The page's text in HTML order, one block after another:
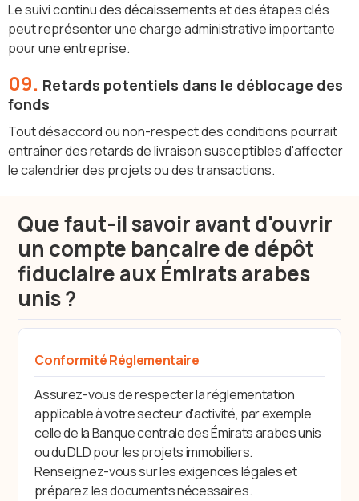
Le suivi continu des décaissements et des étapes clés
peut représenter une charge administrative importante
pour une entreprise.
09. Retards potentiels dans le déblocage des
fonds
Tout désaccord ou non-respect des conditions pourrait
entraîner des retards de livraison susceptibles d'affecter
le calendrier des projets ou des transactions.
Que faut-il savoir avant d'ouvrir
un compte bancaire de dépôt
fiduciaire aux Émirats arabes
unis ?
Conformité Réglementaire
Assurez-vous de respecter la réglementation
applicable à votre secteur d'activité, par exemple
celle de la Banque centrale des Émirats arabes unis
ou du DLD pour les projets immobiliers.
Renseignez-vous sur les exigences légales et
préparez les documents nécessaires.